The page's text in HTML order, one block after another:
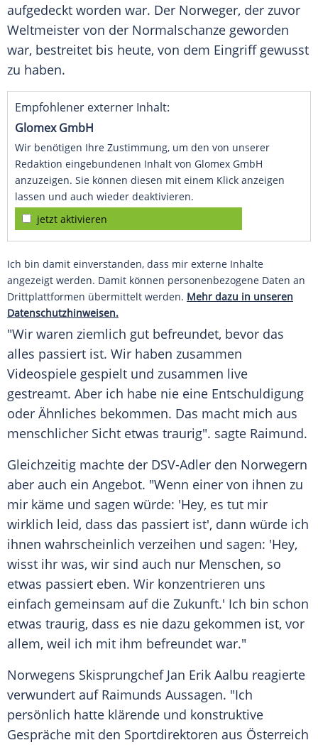
aufgedeckt worden war. Der Norweger, der zuvor
Weltmeister von der Normalschanze geworden
war, bestreitet bis heute, von dem Eingriff gewusst
zu haben.
Empfohlener externer Inhalt:
Glomex GmbH
Wir benötigen Ihre Zustimmung, um den von unserer
Redaktion eingebundenen Inhalt von Glomex GmbH
anzuzeigen. Sie können diesen mit einem Klick anzeigen
lassen und auch wieder deaktivieren.
jetzt aktivieren
Ich bin damit einverstanden, dass mir externe Inhalte
angezeigt werden. Damit können personenbezogene Daten an
Drittplattformen übermittelt werden. Mehr dazu in unseren
Datenschutzhinweisen.
"Wir waren ziemlich gut befreundet, bevor das
alles passiert ist. Wir haben zusammen
Videospiele gespielt und zusammen live
gestreamt. Aber ich habe nie eine Entschuldigung
oder Ähnliches bekommen. Das macht mich aus
menschlicher Sicht etwas traurig". sagte Raimund.
Gleichzeitig machte der DSV-Adler den Norwegern
aber auch ein Angebot. "Wenn einer von ihnen zu
mir käme und sagen würde: 'Hey, es tut mir
wirklich leid, dass das passiert ist', dann würde ich
ihnen wahrscheinlich verzeihen und sagen: 'Hey,
wisst ihr was, wir sind auch nur Menschen, so
etwas passiert eben. Wir konzentrieren uns
einfach gemeinsam auf die Zukunft.' Ich bin schon
etwas traurig, dass es nie dazu gekommen ist, vor
allem, weil ich mit ihm befreundet war."
Norwegens Skisprungchef Jan Erik Aalbu reagierte
verwundert auf Raimunds Aussagen. "Ich
persönlich hatte klärende und konstruktive
Gespräche mit den Sportdirektoren aus Österreich